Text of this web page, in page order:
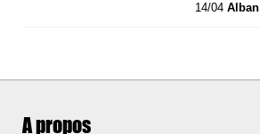
14/04Alban
A propos